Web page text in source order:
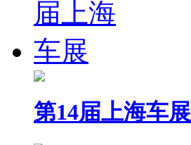
第14届上海车展